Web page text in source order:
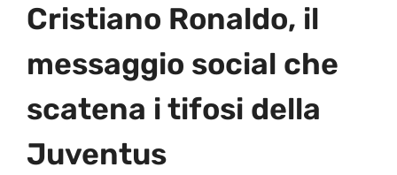
Cristiano Ronaldo, il
messaggio social che
scatena i tifosi della
Juventus